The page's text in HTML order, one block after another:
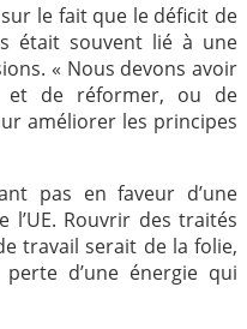
le fait que le déficit de
était souvent lié à une
« Nous devons avoir
et de réformer, ou de
améliorer les principes
pas en faveur d’une
Rouvrir des traités
travail serait de la folie,
d’une énergie qui